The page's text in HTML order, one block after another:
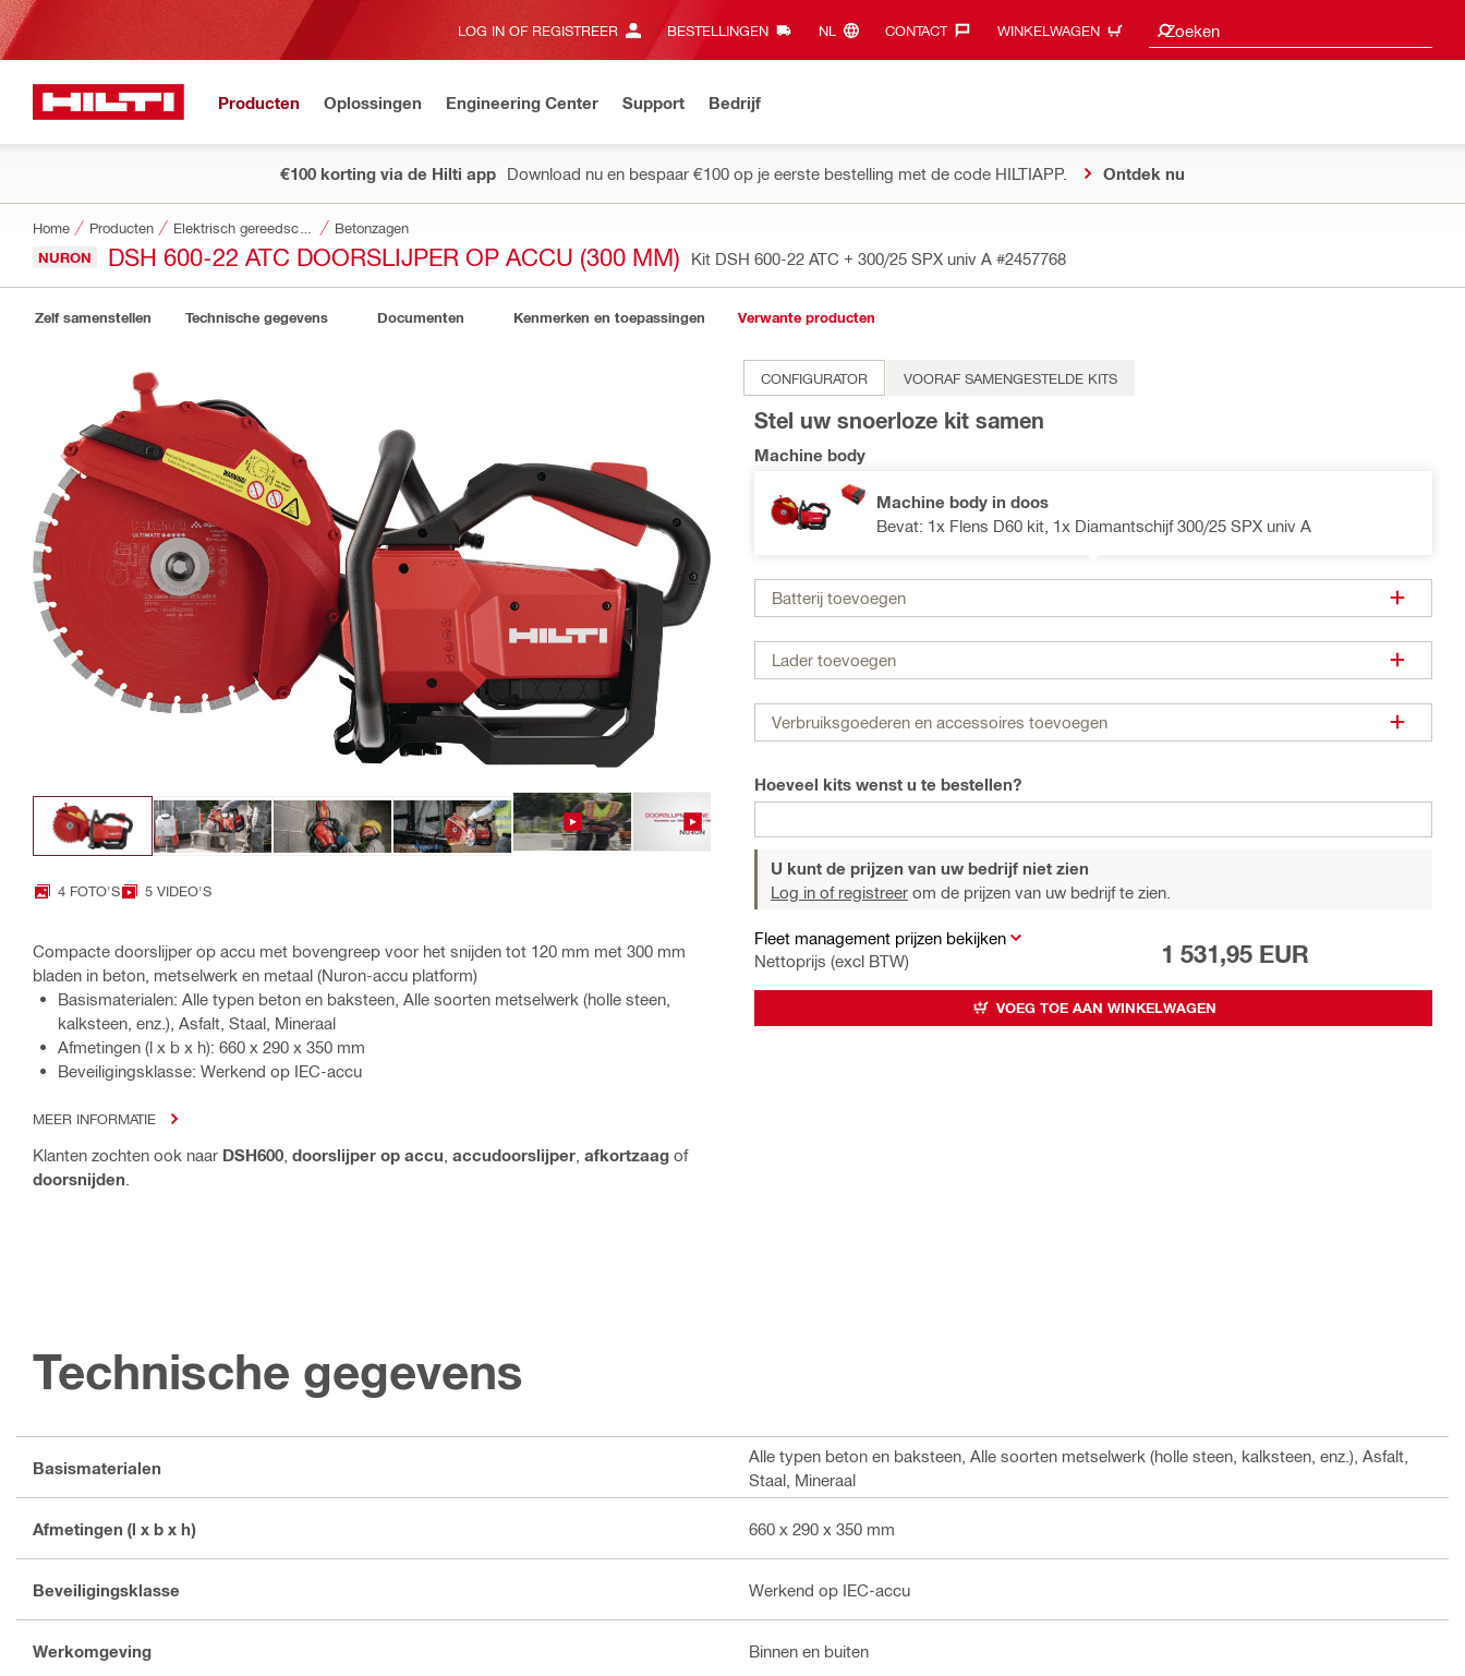
LOG IN OF REGISTREER BESTELLINGEN NL‎ CONTACT‎ WINKELWAGEN Zoeken
Zoeksuggesties
Producten Oplossingen Engineering Center Support Bedrijf
€100 korting via de Hilti app Download nu en bespaar €100 op je eerste bestelling met de code HILTIAPP. Ontdek nu
Home Producten Betonzagen
NURON DSH 600-22 ATC DOORSLIJPER OP ACCU (300 MM) Kit DSH 600-22 ATC + 300/25 SPX univ A #2457768
Zelf samenstellen Technische gegevens Documenten Kenmerken en toepassingen Verwante producten
4 FOTO'S 5 VIDEO'S
Compacte doorslijper op accu met bovengreep voor het snijden tot 120 mm met 300 mm
bladen in beton, metselwerk en metaal (Nuron-accu platform)
Basismaterialen: Alle typen beton en baksteen, Alle soorten metselwerk (holle steen,
kalksteen, enz.), Asfalt, Staal, Mineraal
Afmetingen (l x b x h): 660 x 290 x 350 mm
Beveiligingsklasse: Werkend op IEC-accu
MEER INFORMATIE
Klanten zochten ook naar DSH600 doorslijper op accu accudoorslijper afkortzaag of
doorsnijden
CONFIGURATOR VOORAF SAMENGESTELDE KITS
Stel uw snoerloze kit samen
Machine body
Machine body in doos
Bevat: 1x Flens D60 kit, 1x Diamantschijf 300/25 SPX univ A
Batterij toevoegen
Lader toevoegen
Verbruiksgoederen en accessoires toevoegen
Hoeveel kits wenst u te bestellen?
U kunt de prijzen van uw bedrijf niet zien
Log in of registreer om de prijzen van uw bedrijf te zien.
Fleet management prijzen bekijken
Nettoprijs (excl BTW)
1 531,95 EUR
VOEG TOE AAN WINKELWAGEN
Technische gegevens
Basismaterialen
Alle typen beton en baksteen, Alle soorten metselwerk (holle steen, kalksteen, enz.), Asfalt,
Staal, Mineraal
Afmetingen (l x b x h) 660 x 290 x 350 mm
Beveiligingsklasse Werkend op IEC-accu
Werkomgeving Binnen en buiten